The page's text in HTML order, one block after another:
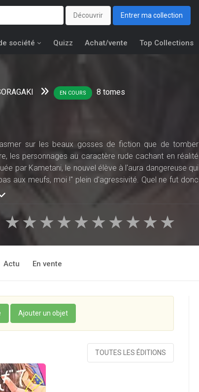
Découvrir Entrer ma collection
société Quizz Achat/vente Top Collections
EN COURS 8 tomes
sur les beaux gosses de fiction que de tomber
les personnages au caractère rude cachant en réalité
par Kametani, le nouvel élève à l'aura dangereuse qui
aux meufs, moi !" plein d'agressivité. Quel ne fut donc
simplement cacher à tout prix que parler aux filles le fait
de personnage de fiction qu'elle adule ! Ainsi
et un tsundere particulièrement extrême.★
★
★
★
★
★
★
★
★
★
Actu En vente
Ajouter un objet
TOUTES LES ÉDITIONS